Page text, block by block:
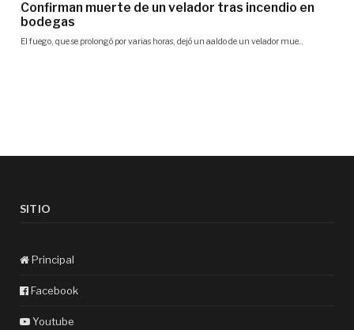
SITIO
Principal
Facebook
Youtube